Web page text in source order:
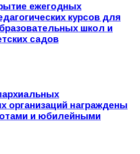
ежегодных
курсов для
школ и
садов
организаций награждены
и юбилейными